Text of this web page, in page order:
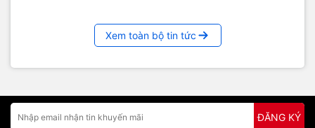
Xem toàn bộ tin tức
ĐĂNG KÝ